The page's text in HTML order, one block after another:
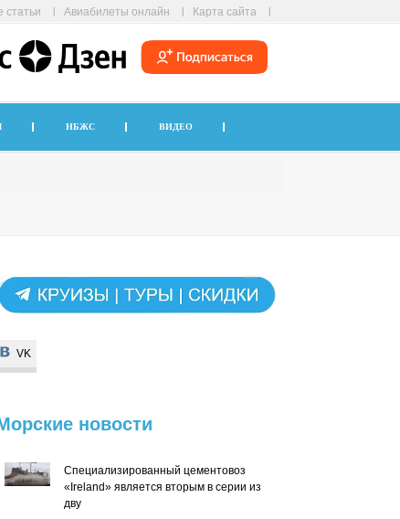
статьи Авиабилеты онлайн Карта сайта
НБЖС ВИДЕО
VK
VK
новости
Специализированный цементовоз
«Ireland» является вторым в серии из
дву